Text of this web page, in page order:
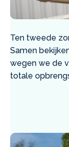
Ten tweede
Samen
wegen we de
totale